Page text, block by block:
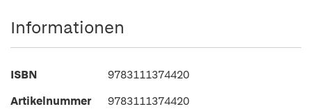
Informationen
ISBN
9783111374420
Artikelnummer
9783111374420